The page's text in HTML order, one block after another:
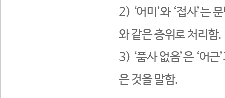
2) ‘어미’와 ‘접사’는
와 같은 층위로 처리함.
3) ‘품사 없음’은 ‘어
은 것을 말함.